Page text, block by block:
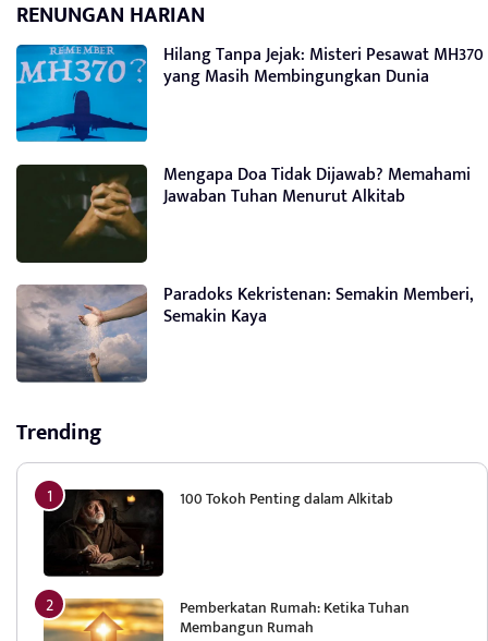
RENUNGAN HARIAN
Hilang Tanpa Jejak: Misteri Pesawat MH370
yang Masih Membingungkan Dunia
Mengapa Doa Tidak Dijawab? Memahami
Jawaban Tuhan Menurut Alkitab
Paradoks Kekristenan: Semakin Memberi,
Semakin Kaya
Trending
100 Tokoh Penting dalam Alkitab
Pemberkatan Rumah: Ketika Tuhan
Membangun Rumah